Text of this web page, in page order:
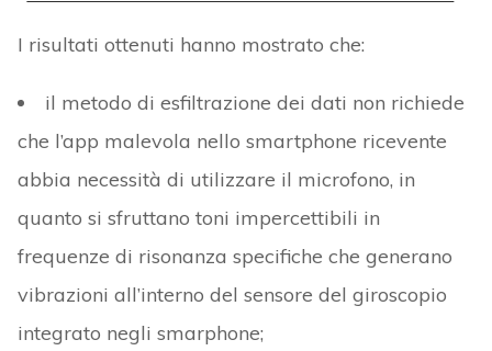
I risultati ottenuti hanno mostrato che:
il metodo di esfiltrazione dei dati non richiede
che l’app malevola nello smartphone ricevente
abbia necessità di utilizzare il microfono, in
quanto si sfruttano toni impercettibili in
frequenze di risonanza specifiche che generano
vibrazioni all’interno del sensore del giroscopio
integrato negli smarphone;